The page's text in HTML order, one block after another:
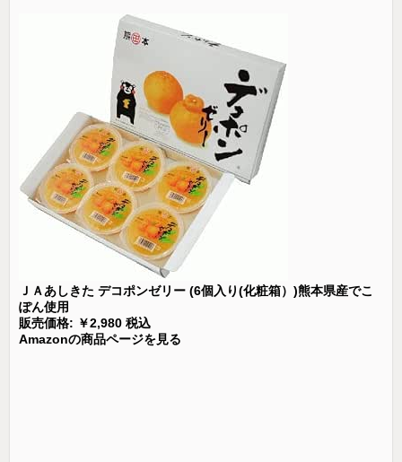
ＪＡあしきた デコポンゼリー (6個入り(化粧箱）)熊本県産でこ
ぽん使用
販売価格: ￥2,980 税込
Amazonの商品ページを見る